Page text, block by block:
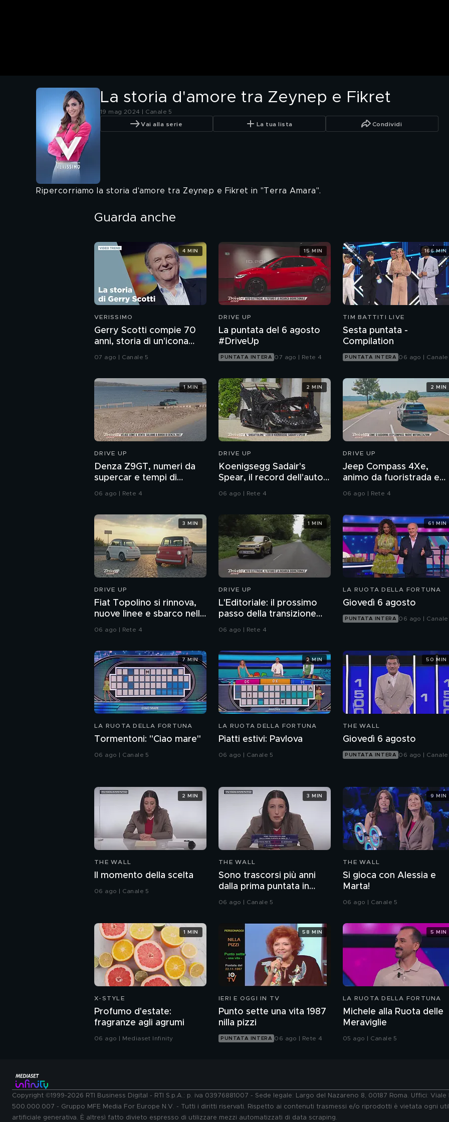
La storia d'amore tra Zeynep e Fikret
19 mag 2024 | Canale 5
Vai alla serie La tua lista Condividi
Ripercorriamo la storia d'amore tra Zeynep e Fikret in "Terra Amara".
Guarda anche
VERISSIMO
Gerry Scotti compie 70
anni, storia di un'icona
della tv
07 ago | Canale 5
4 MIN
DRIVE UP
La puntata del 6 agosto
#DriveUp
PUNTATA INTERA 07 ago | Rete 4
15 MIN
TIM BATTITI LIVE
Sesta puntata -
Compilation
PUNTATA INTERA 06 ago | Canale
166 MIN
DRIVE UP
Denza Z9GT, numeri da
supercar e tempi di
ricarica velocissimi
06 ago | Rete 4
1 MIN
DRIVE UP
Koenigsegg Sadair's
Spear, il record dell'auto a
mattoncini
06 ago | Rete 4
2 MIN
DRIVE UP
Jeep Compass 4Xe,
animo da fuoristrada e
nuovo assetto
06 ago | Rete 4
2 MIN
DRIVE UP
Fiat Topolino si rinnova,
nuove linee e sbarco nella
Città del Vaticano
06 ago | Rete 4
3 MIN
DRIVE UP
L'Editoriale: il prossimo
passo della transizione
energetica
06 ago | Rete 4
1 MIN
LA RUOTA DELLA FORTUNA
Giovedì 6 agosto
PUNTATA INTERA 06 ago | Canale
61 MIN
LA RUOTA DELLA FORTUNA
Tormentoni: "Ciao mare"
06 ago | Canale 5
7 MIN
LA RUOTA DELLA FORTUNA
Piatti estivi: Pavlova
06 ago | Canale 5
2 MIN
THE WALL
Giovedì 6 agosto
PUNTATA INTERA 06 ago | Canale
50 MIN
THE WALL
Il momento della scelta
06 ago | Canale 5
2 MIN
THE WALL
Sono trascorsi più anni
dalla prima puntata in
onda di...?
06 ago | Canale 5
3 MIN
THE WALL
Si gioca con Alessia e
Marta!
06 ago | Canale 5
9 MIN
X-STYLE
Profumo d'estate:
fragranze agli agrumi
06 ago | Mediaset Infinity
1 MIN
IERI E OGGI IN TV
Punto sette una vita 1987
nilla pizzi
PUNTATA INTERA 06 ago | Rete 4
58 MIN
LA RUOTA DELLA FORTUNA
Michele alla Ruota delle
Meraviglie
05 ago | Canale 5
5 MIN
Copyright ©1999-2026 RTI Business Digital - RTI S.p.A.: p. iva 03976881007 - Sede legale: Largo del Nazareno 8, 00187 Roma. Uffici:
500.000.007 - Gruppo MFE Media For Europe N.V. - Tutti i diritti riservati. Rispetto ai contenuti trasmessi e/o riprodotti è vietata ogni
artificiale generativa. È altresì fatto divieto espresso di utilizzare mezzi automatizzati di data scraping.